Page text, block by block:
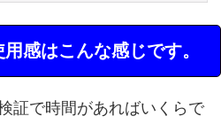
感はこんな感じです。
証で時間があればいくらで